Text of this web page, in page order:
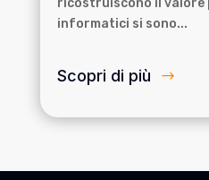
ricostruiscono il valore
informatici si sono...
Scopri di più